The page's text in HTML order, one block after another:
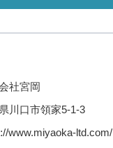
社宮岡
川口市領家5-1-3
www.miyaoka-ltd.com/